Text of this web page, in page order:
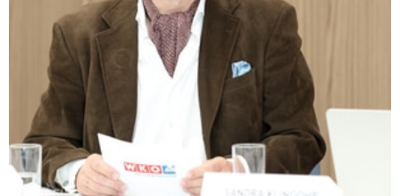
Wir verwenden Cookies, um Inhalte und Anzeigen zu
personalisieren, Funktionen für soziale Medien anbieten
zu können und die Zugriffe auf unsere Website zu
analysieren. Außerdem geben wir Informationen zu Ihrer
Verwendung unserer Website an unsere Partner für
soziale Medien, Werbung und Analysen weiter. Unsere
Partner führen diese Informationen möglicherweise mit
weiteren Daten zusammen, die Sie ihnen bereitgestellt